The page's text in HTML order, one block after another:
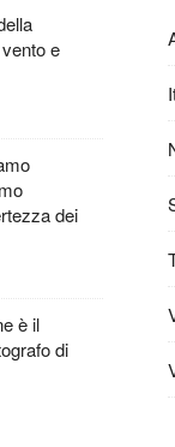
e
dei
è il
di